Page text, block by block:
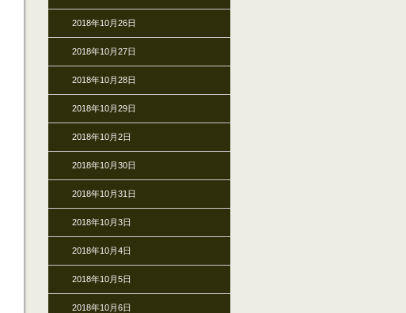
2018年10月26日
2018年10月27日
2018年10月28日
2018年10月29日
2018年10月2日
2018年10月30日
2018年10月31日
2018年10月3日
2018年10月4日
2018年10月5日
2018年10月6日